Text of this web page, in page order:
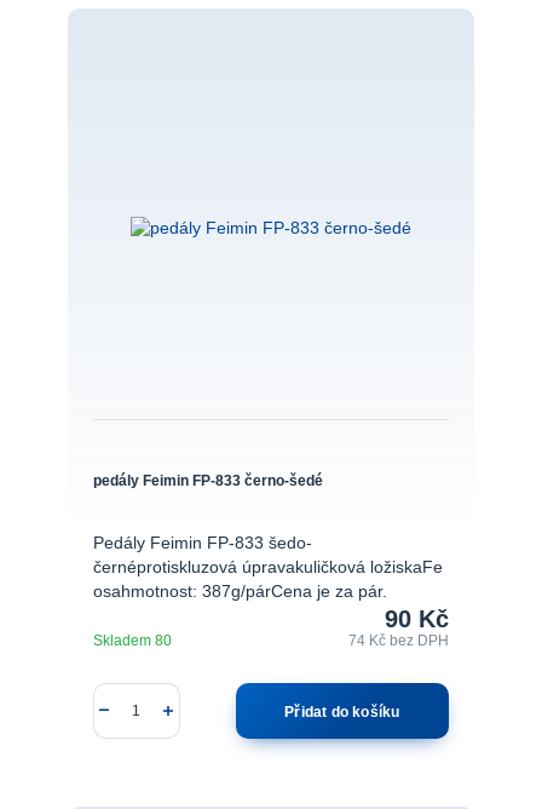
pedály Feimin FP-833 černo-šedé
Pedály Feimin FP-833 šedo-
černéprotiskluzová úpravakuličková ložiskaFe
osahmotnost: 387g/párCena je za pár.
90 Kč
74 Kčbez DPH
Skladem 80
Přidat do košíku